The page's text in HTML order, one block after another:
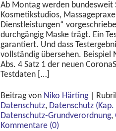
Ab Montag werden bundesweit
Kosmetikstudios,
Dienstleistungen“
durchgängig Maske trägt. Ein
garantiert. Und dass
vollständig übersehen. Beispiel
Abs. 4 Satz 1 der neuen
Testdaten […]
Beitrag von Niko Härting
Datenschutz, Datenschutz (Kap.
Datenschutz-Grundverordnung,
Kommentare (0)